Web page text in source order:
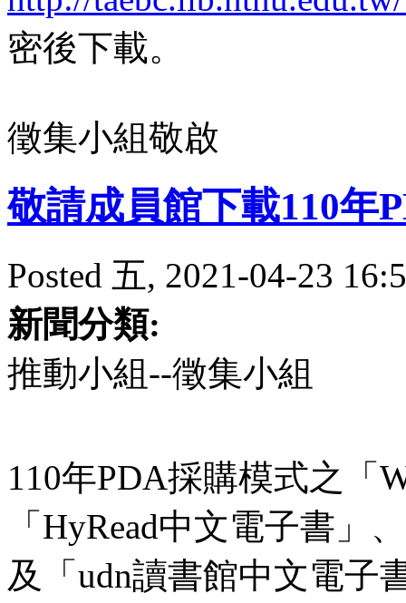
密後下載。
徵集小組敬啟
敬請成員館下載110年
Posted 五, 2021-04-23
新聞分類:
推動小組--徵集小組
110年PDA採購模式之「
「HyRead中文電子書」
及「udn讀書館中文電子